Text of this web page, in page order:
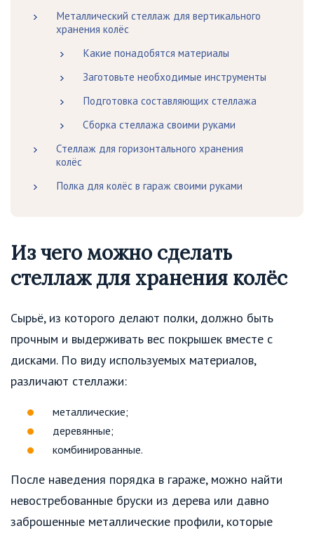
Металлический стеллаж для вертикального
хранения колёс
Какие понадобятся материалы
Заготовьте необходимые инструменты
Подготовка составляющих стеллажа
Сборка стеллажа своими руками
Стеллаж для горизонтального хранения
колёс
Полка для колёс в гараж своими руками
Из чего можно сделать
стеллаж для хранения колёс
Сырьё, из которого делают полки, должно быть
прочным и выдерживать вес покрышек вместе с
дисками. По виду используемых материалов,
различают стеллажи:
металлические;
деревянные;
комбинированные.
После наведения порядка в гараже, можно найти
невостребованные бруски из дерева или давно
заброшенные металлические профили, которые